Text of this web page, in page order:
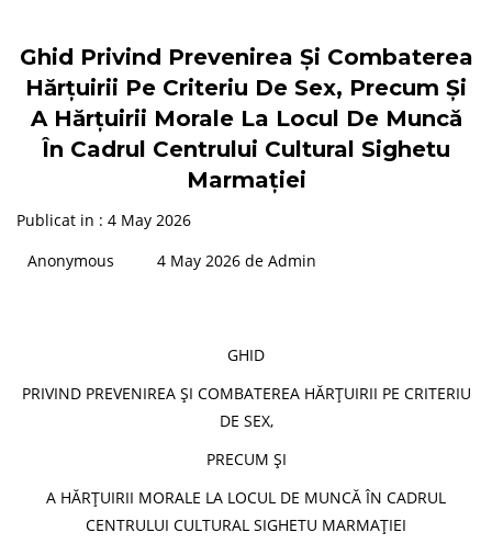
Ghid Privind Prevenirea Și Combaterea
Hărțuirii Pe Criteriu De Sex, Precum Și
A Hărțuirii Morale La Locul De Muncă
În Cadrul Centrului Cultural Sighetu
Marmației
Publicat in : 4 May 2026
Anonymous
4 May 2026 de Admin
GHID
PRIVIND PREVENIREA ȘI COMBATEREA HĂRȚUIRII PE CRITERIU
DE SEX,
PRECUM ȘI
A HĂRȚUIRII MORALE LA LOCUL DE MUNCĂ ÎN CADRUL
CENTRULUI CULTURAL SIGHETU MARMAȚIEI